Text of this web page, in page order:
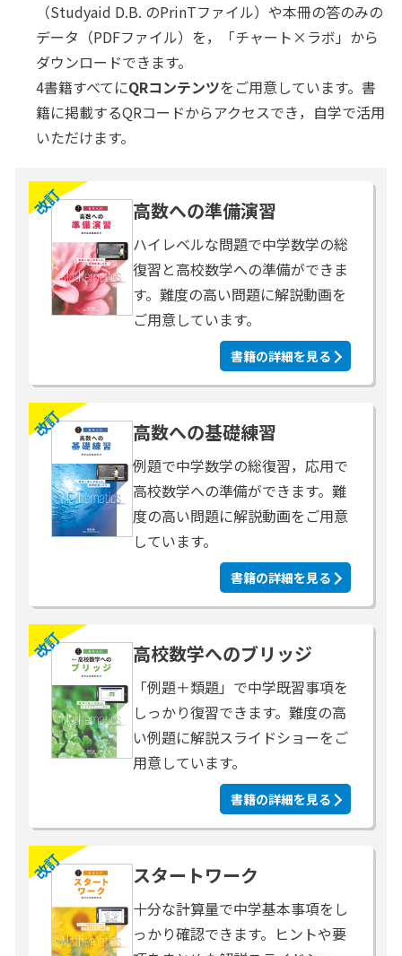
（Studyaid D.B. のPrinTファイル）や本冊の答のみの
データ（PDFファイル）を，「チャート×ラボ」から
ダウンロードできます。
4書籍すべてにQRコンテンツをご用意しています。書
籍に掲載するQRコードからアクセスでき，自学で活用
いただけます。
改訂 高数への準備演習
ハイレベルな問題で中学数学の総
復習と高校数学への準備ができま
す。難度の高い問題に解説動画を
ご用意しています。
書籍の詳細を見る
改訂 高数への基礎練習
例題で中学数学の総復習，応用で
高校数学への準備ができます。難
度の高い問題に解説動画をご用意
しています。
書籍の詳細を見る
改訂 高校数学へのブリッジ
「例題＋類題」で中学既習事項を
しっかり復習できます。難度の高
い例題に解説スライドショーをご
用意しています。
書籍の詳細を見る
改訂 スタートワーク
十分な計算量で中学基本事項をし
っかり確認できます。ヒントや要